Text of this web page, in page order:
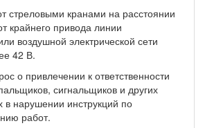
стреловыми кранами на расстоянии
крайнего привода линии
воздушной электрической сети
42 В.
о привлечении к ответственности
сигнальщиков и других
в нарушении инструкций по
работ.